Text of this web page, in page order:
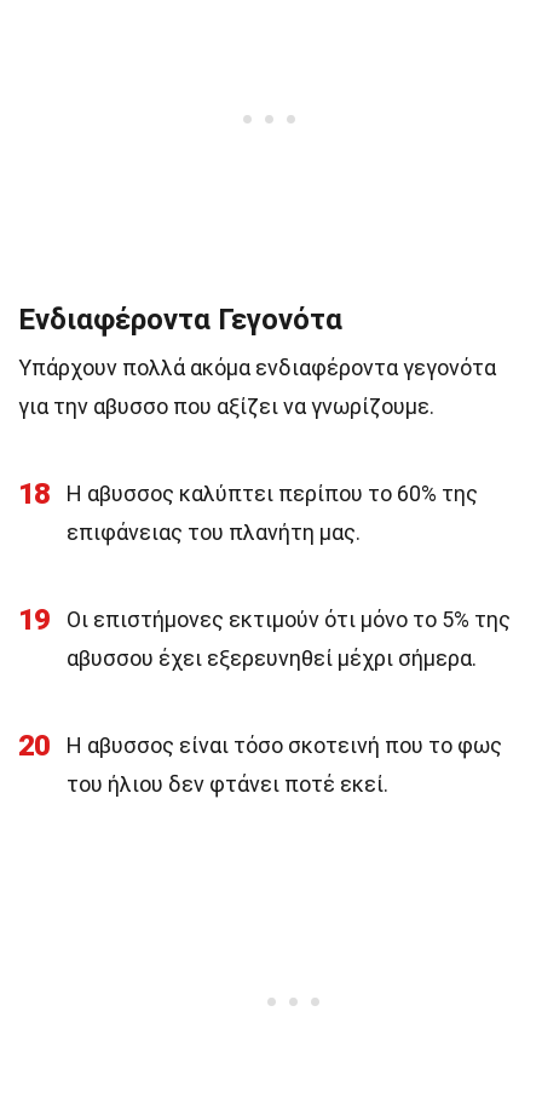
Ενδιαφέροντα Γεγονότα
Υπάρχουν πολλά ακόμα ενδιαφέροντα γεγονότα
για την αβυσσο που αξίζει να γνωρίζουμε.
18
Η αβυσσος καλύπτει περίπου το 60% της
επιφάνειας του πλανήτη μας.
19
Οι επιστήμονες εκτιμούν ότι μόνο το 5% της
αβυσσου έχει εξερευνηθεί μέχρι σήμερα.
20
Η αβυσσος είναι τόσο σκοτεινή που το φως
του ήλιου δεν φτάνει ποτέ εκεί.